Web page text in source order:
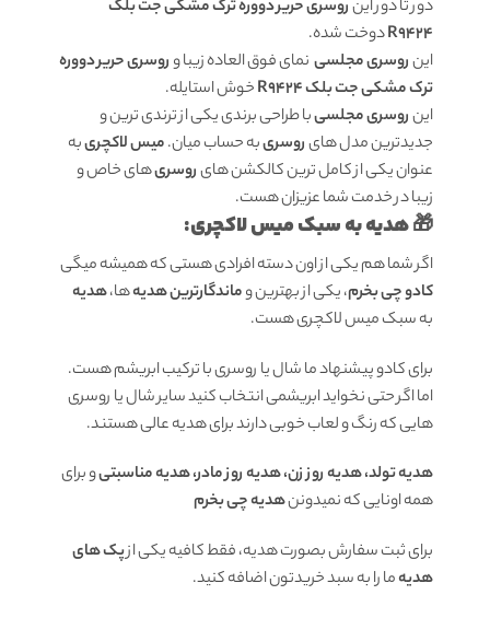
دور تا دور اینروسری حریر دووره ترک مشکی جت بلک
R9424دوخت شده.
اینروسری مجلسی نمای فوق العاده زیبا وروسری حریر دووره
ترک مشکی جت بلک R9424
خوش استایله.
اینروسری مجلسیبا طراحی برندی یکی از ترندی ترین و
جدیدترین مدل هایروسریبه حساب میان.میس لاکچریبه
عنوان یکی از کامل ترین کالکشن هایروسریهای خاص و
زیبا در خدمت شما عزیزان هست.
🎁 هدیه به سبک میس لاکچری:
اگر شما هم یکی از اون دسته افرادی هستی که همیشه میگی
کادو چی بخرم، یکی از بهترین وماندگارترین هدیهها،هدیه
به سبک میس لاکچری هست.
برای کادو پیشنهاد ما شال یا روسری با ترکیب ابریشم هست.
اما اگر حتی نخواید ابریشمی انتخاب کنید سایر شال یا روسری
هایی که رنگ و لعاب خوبی دارند برای هدیه عالی هستند.
هدیه تولد، هدیه روز زن، هدیه روز مادر، هدیه مناسبتیو برای
همه اونایی که نمیدوننهدیه چی بخرم
برای ثبت سفارش بصورت هدیه، فقط کافیه یکی ازپک های
هدیهما را به سبد خریدتون اضافه کنید.